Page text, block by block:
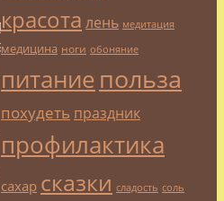
Добавь
красота лень медитация
медицина ноги обоняние
питание польза
похудеть праздник
профилактика
сахар сказки сладость соль